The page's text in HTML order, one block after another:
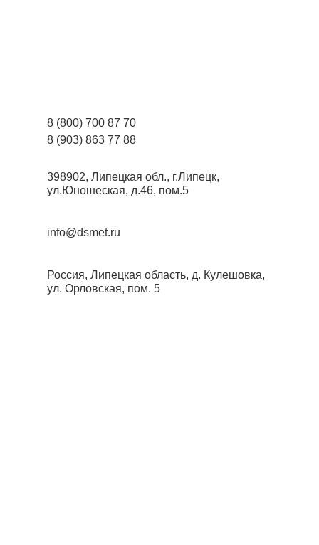
8 (800) 700 87 70
8 (903) 863 77 88
398902, Липецкая обл., г.Липецк,
ул.Юношеская, д.46, пом.5
info@dsmet.ru
Россия, Липецкая область, д. Кулешовка,
ул. Орловская, пом. 5